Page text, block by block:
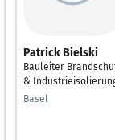
Patrick Bielski
Bauleiter
&
Basel